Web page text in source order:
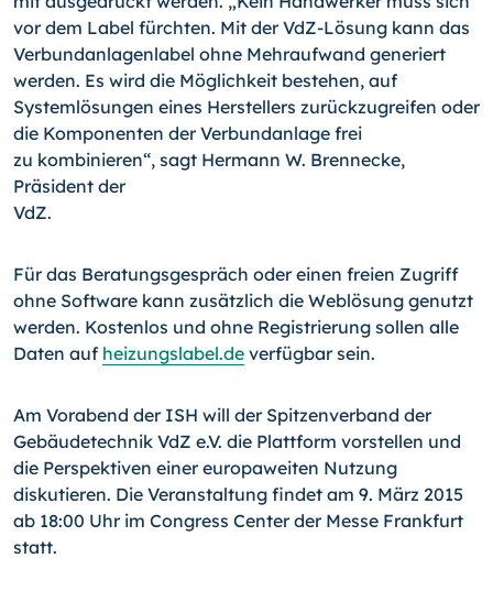
vor dem Label fürchten. Mit der VdZ-Lösung kann das
Verbundanlagenlabel ohne Mehraufwand generiert
werden. Es wird die Möglichkeit bestehen, auf
Systemlösun­gen eines Herstellers zurückzugreifen oder
die Komponenten der Verbundanlage frei
zu kombinieren“, sagt Hermann W. Brennecke,
Präsident der
VdZ.
Für das Beratungsgespräch oder einen freien Zugriff
ohne Software kann zusätzlich die Weblösung genutzt
werden. Kostenlos und ohne Registrierung sollen alle
Daten auf heizungslabel.de verfügbar sein.
Am Vorabend der ISH will der Spitzenverband der
Gebäudetechnik VdZ e.V. die Platt­form vorstellen und
die Perspektiven einer europaweiten Nutzung
diskutieren. Die Ver­anstaltung findet am 9. März 2015
ab 18:00 Uhr im Congress Center der Messe Frank­furt
statt.